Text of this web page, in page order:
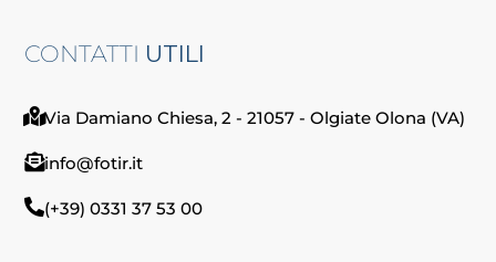
CONTATTI UTILI
Via Damiano Chiesa, 2 - 21057 - Olgiate Olona (VA)
info@fotir.it
(+39) 0331 37 53 00